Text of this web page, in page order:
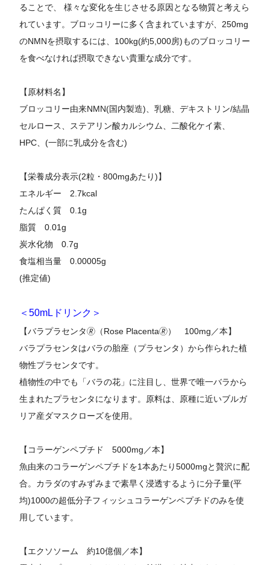
ることで、 様々な変化を生じさせる原因となる物質と考えら
れています。ブロッコリーに多く含まれていますが、250mg
のNMNを摂取するには、100kg(約5,000房)ものブロッコリー
を食べなければ摂取できない貴重な成分です。
【原材料名】
ブロッコリー由来NMN(国内製造)、乳糖、デキストリン/結晶
セルロース、ステアリン酸カルシウム、二酸化ケイ素、
HPC、(一部に乳成分を含む)
【栄養成分表示(2粒・800mgあたり)】
エネルギー 2.7kcal
たんぱく質 0.1g
脂質 0.01g
炭水化物 0.7g
食塩相当量 0.00005g
(推定値)
＜50mLドリンク＞
【バラプラセンタ🄬（Rose Placenta🄬） 100mg／本】
バラプラセンタはバラの胎座（プラセンタ）から作られた植
物性プラセンタです。
植物性の中でも「バラの花」に注目し、世界で唯一バラから
生まれたプラセンタになります。原料は、原種に近いブルガ
リア産ダマスクローズを使用。
【コラーゲンペプチド 5000mg／本】
魚由来のコラーゲンペプチドを1本あたり5000mgと贅沢に配
合。カラダのすみずみまで素早く浸透するように分子量(平
均)1000の超低分子フィッシュコラーゲンペプチドのみを使
用しています。
【エクソソーム 約10億個／本】